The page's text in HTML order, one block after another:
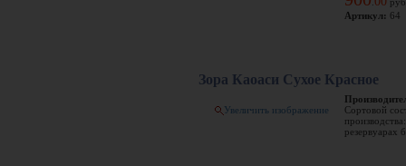
Артикул: 64
Зора Каоаси Сухое Красное
Увеличить изображение
Сортовой
резервуарах